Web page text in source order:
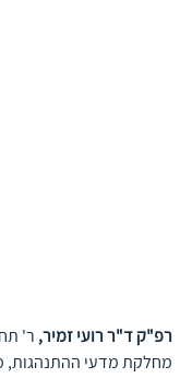
רפ"ק ד"ר רועי זמיר, ר'
מחלקת מדעי